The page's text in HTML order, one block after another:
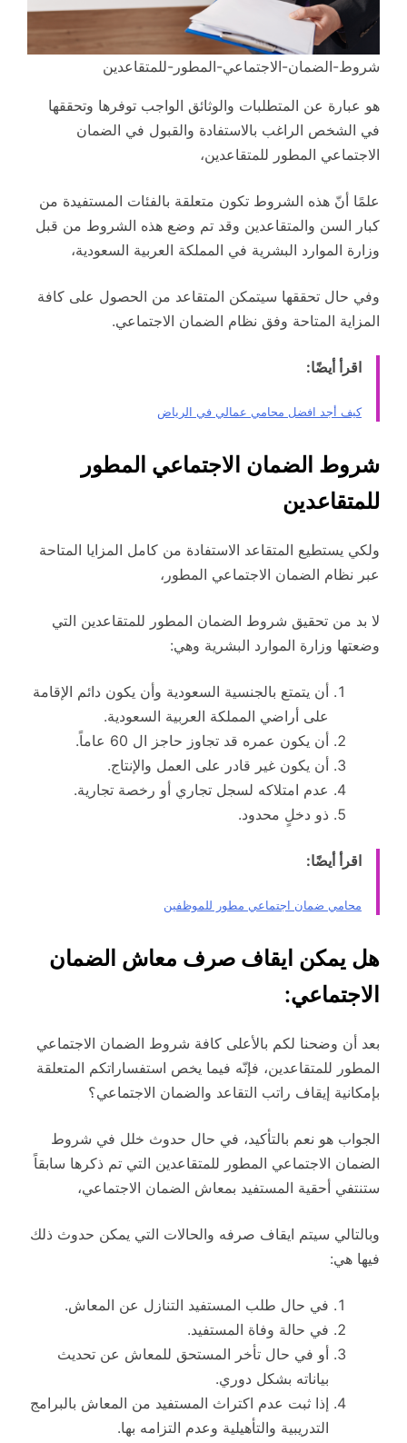
شروط-الضمان-الاجتماعي-المطور-للمتقاعدين
هو عبارة عن المتطلبات والوثائق الواجب توفرها وتحققها
في الشخص الراغب بالاستفادة والقبول في الضمان
الاجتماعي المطور للمتقاعدين،
علمًا أنّ هذه الشروط تكون متعلقة بالفئات المستفيدة من
كبار السن والمتقاعدين وقد تم وضع هذه الشروط من قبل
وزارة الموارد البشرية في المملكة العربية السعودية،
وفي حال تحققها سيتمكن المتقاعد من الحصول على كافة
المزاية المتاحة وفق نظام الضمان الاجتماعي.
اقرأ أيضًا:
كيف أجد افضل محامي عمالي في الرياض
شروط الضمان الاجتماعي المطور
للمتقاعدين
ولكي يستطيع المتقاعد الاستفادة من كامل المزايا المتاحة
عبر نظام الضمان الاجتماعي المطور،
لا بد من تحقيق شروط الضمان المطور للمتقاعدين التي
وضعتها وزارة الموارد البشرية وهي:
أن يتمتع بالجنسية السعودية وأن يكون دائم الإقامة
على أراضي المملكة العربية السعودية.
أن يكون عمره قد تجاوز حاجز ال 60 عاماً.
أن يكون غير قادر على العمل والإنتاج.
عدم امتلاكه لسجل تجاري أو رخصة تجارية.
ذو دخلٍ محدود.
اقرأ أيضًا:
محامي ضمان اجتماعي مطور للموظفين
هل يمكن ايقاف صرف معاش الضمان
الاجتماعي:
بعد أن وضحنا لكم بالأعلى كافة شروط الضمان الاجتماعي
المطور للمتقاعدين، فإنّه فيما يخص استفساراتكم المتعلقة
بإمكانية إيقاف راتب التقاعد والضمان الاجتماعي؟
الجواب هو نعم بالتأكيد، في حال حدوث خلل في شروط
الضمان الاجتماعي المطور للمتقاعدين التي تم ذكرها سابقاً
ستنتفي أحقية المستفيد بمعاش الضمان الاجتماعي،
وبالتالي سيتم ايقاف صرفه والحالات التي يمكن حدوث ذلك
فيها هي:
في حال طلب المستفيد التنازل عن المعاش.
في حالة وفاة المستفيد.
أو في حال تأخر المستحق للمعاش عن تحديث
بياناته بشكل دوري.
إذا ثبت عدم اكتراث المستفيد من المعاش بالبرامج
التدريبية والتأهيلية وعدم التزامه بها.